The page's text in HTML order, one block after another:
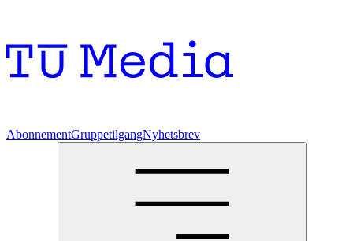
AbonnementGruppetilgangNyhetsbrev